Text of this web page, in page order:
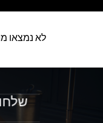
לא נמצאו